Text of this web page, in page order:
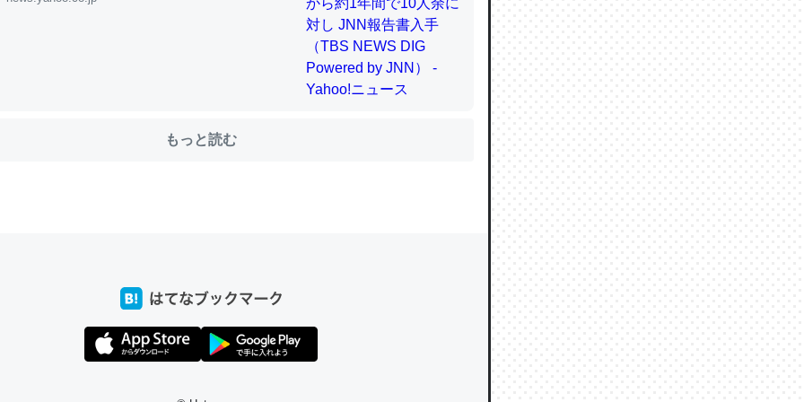
を実家に置いて４年。でたまに覗いてる。ぼちぼちRingも置こうかと画策
、Googleマップで位置情報を共有してる。電池残量や充電中かが分かるのでこ
するくらいだった遠方の父67歳と僕。ITツール導入でコミュニケーションが劇的に変化し
生で親と会える残り時間を日数にすると1週間とかの人が多いそうだけど、それ
するくらいだった遠方の父67歳と僕。ITツール導入でコミュニケーションが劇的に変化し
もっと読む